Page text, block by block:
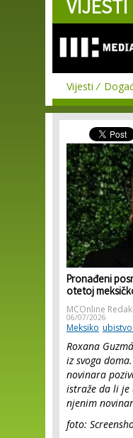
Skip
main
Vijesti
Pronađeni
otetoj
MCOnline
06/07/2026
Meksiko
Roxana
iz svoga
novinara
istraže da li je
njenim
foto: